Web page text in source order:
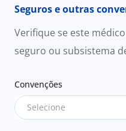
Seguros e outras
Verifique se este
seguro ou subsistema
Convenções
Selecione